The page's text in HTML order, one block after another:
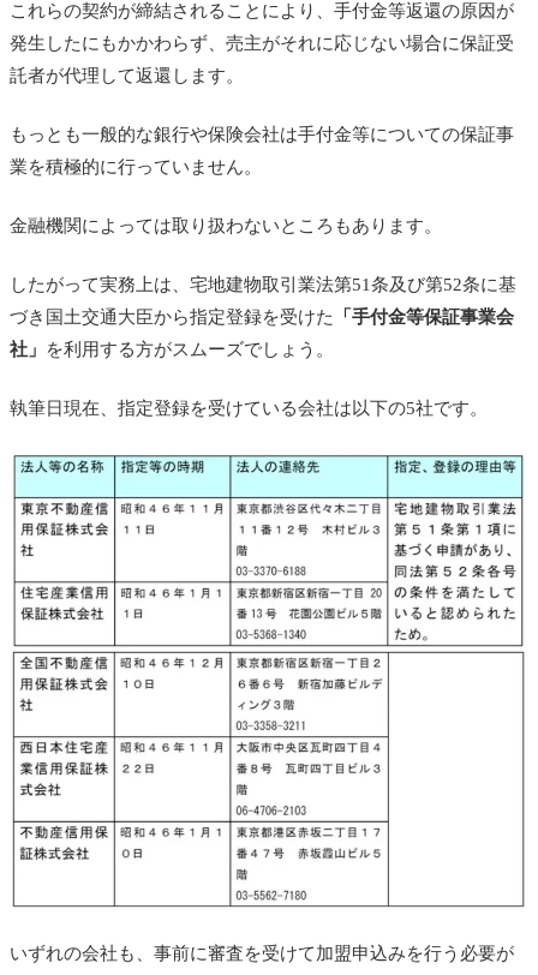
これらの契約が締結されることにより、手付金等返還の原因が
発生したにもかかわらず、売主がそれに応じない場合に保証受
託者が代理して返還します。
もっとも一般的な銀行や保険会社は手付金等についての保証事
業を積極的に行っていません。
金融機関によっては取り扱わないところもあります。
したがって実務上は、宅地建物取引業法第51条及び第52条に基
づき国土交通大臣から指定登録を受けた
「手付金等保証事業会
社」
を利用する方がスムーズでしょう。
執筆日現在、指定登録を受けている会社は以下の5社です。
いずれの会社も、事前に審査を受けて加盟申込みを行う必要が